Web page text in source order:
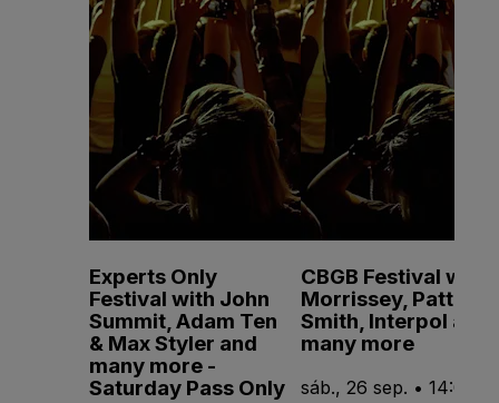
Experts Only
Festival with John
Summit, Adam Ten
& Max Styler and
many more -
Saturday Pass Only
CBGB Festival with
Morrissey, Patti
Smith, Interpol and
many more
sáb., 26 sep. • 14:00